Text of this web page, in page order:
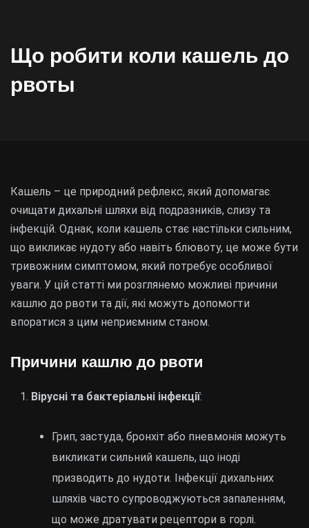
Що робити коли кашель до
рвоты
Кашель – це природний рефлекс, який допомагає
очищати дихальні шляхи від подразників, слизу та
інфекцій. Однак, коли кашель стає настільки сильним,
що викликає нудоту або навіть блювоту, це може бути
тривожним симптомом, який потребує особливої
уваги. У цій статті ми розглянемо можливі причини
кашлю до рвоти та дії, які можуть допомогти
впоратися з цим неприємним станом.
Причини кашлю до рвоти
Вірусні та бактеріальні інфекції:
Грип, застуда, бронхіт або пневмонія можуть
викликати сильний кашель, що іноді
призводить до нудоти. Інфекції дихальних
шляхів часто супроводжуються запаленням,
що може дратувати рецептори в горлі.